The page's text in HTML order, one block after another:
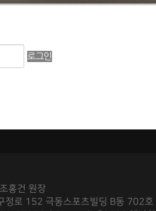
로그인
홍건 원장
정로 152 극동스포츠빌딩 B동